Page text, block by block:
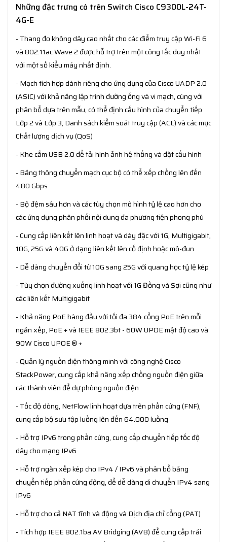
Những đặc trưng có trên Switch Cisco C9300L-24T-
4G-E
- Thang đo không dây cao nhất cho các điểm truy cập Wi-Fi 6
và 802.11ac Wave 2 được hỗ trợ trên một công tắc duy nhất
với một số kiểu máy nhất định.
- Mạch tích hợp dành riêng cho ứng dụng của Cisco UADP 2.0
(ASIC) với khả năng lập trình đường ống và vi mạch, cùng với
phân bổ dựa trên mẫu, có thể định cấu hình của chuyển tiếp
Lớp 2 và Lớp 3, Danh sách kiểm soát truy cập (ACL) và các mục
Chất lượng dịch vụ (QoS)
- Khe cắm USB 2.0 để tải hình ảnh hệ thống và đặt cấu hình
- Băng thông chuyển mạch cục bộ có thể xếp chồng lên đến
480 Gbps
- Bộ đệm sâu hơn và các tùy chọn mô hình tỷ lệ cao hơn cho
các ứng dụng phân phối nội dung đa phương tiện phong phú
- Cung cấp liên kết lên linh hoạt và dày đặc với 1G, Multigigabit,
10G, 25G và 40G ở dạng liên kết lên cố định hoặc mô-đun
- Dễ dàng chuyển đổi từ 10G sang 25G với quang học tỷ lệ kép
- Tùy chọn đường xuống linh hoạt với 1G Đồng và Sợi cũng như
các liên kết Multigigabit
- Khả năng PoE hàng đầu với tối đa 384 cổng PoE trên mỗi
ngăn xếp, PoE + và IEEE 802.3bt - 60W UPOE mật độ cao và
90W Cisco UPOE ® +
- Quản lý nguồn điện thông minh với công nghệ Cisco
StackPower, cung cấp khả năng xếp chồng nguồn điện giữa
các thành viên để dự phòng nguồn điện
- Tốc độ dòng, NetFlow linh hoạt dựa trên phần cứng (FNF),
cung cấp bộ sưu tập luồng lên đến 64.000 luồng
- Hỗ trợ IPv6 trong phần cứng, cung cấp chuyển tiếp tốc độ
dây cho mạng IPv6
- Hỗ trợ ngăn xếp kép cho IPv4 / IPv6 và phân bổ bảng
chuyển tiếp phần cứng động, để dễ dàng di chuyển IPv4 sang
IPv6
- Hỗ trợ cho cả NAT tĩnh và động và Dịch địa chỉ cổng (PAT)
- Tích hợp IEEE 802.1ba AV Bridging (AVB) để cung cấp trải